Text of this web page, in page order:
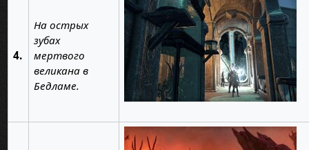
4.
На острых
зубах
мертвого
великана в
Бедламе.